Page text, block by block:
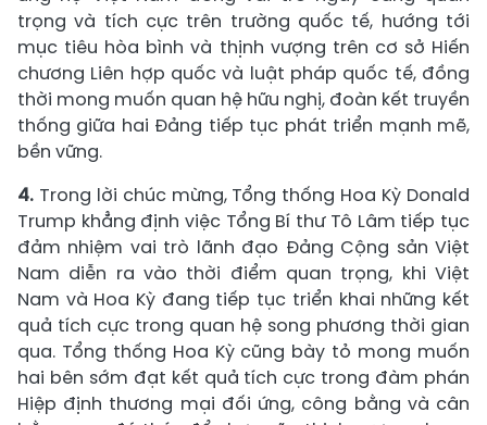
trọng và tích cực trên trường quốc tế, hướng tới
mục tiêu hòa bình và thịnh vượng trên cơ sở Hiến
chương Liên hợp quốc và luật pháp quốc tế, đồng
thời mong muốn quan hệ hữu nghị, đoàn kết truyền
thống giữa hai Đảng tiếp tục phát triển mạnh mẽ,
bền vững.
4. Trong lời chúc mừng, Tổng thống Hoa Kỳ Donald
Trump khẳng định việc Tổng Bí thư Tô Lâm tiếp tục
đảm nhiệm vai trò lãnh đạo Đảng Cộng sản Việt
Nam diễn ra vào thời điểm quan trọng, khi Việt
Nam và Hoa Kỳ đang tiếp tục triển khai những kết
quả tích cực trong quan hệ song phương thời gian
qua. Tổng thống Hoa Kỳ cũng bày tỏ mong muốn
hai bên sớm đạt kết quả tích cực trong đàm phán
Hiệp định thương mại đối ứng, công bằng và cân